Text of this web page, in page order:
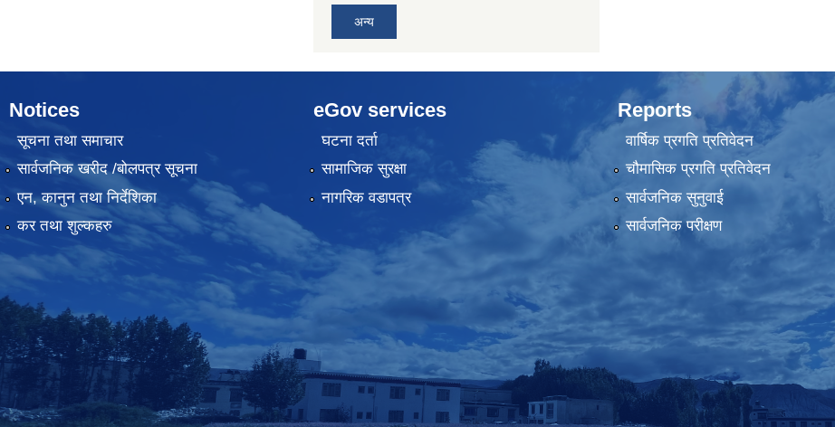
अन्य
Notices
सूचना तथा समाचार
सार्वजनिक खरीद /बोलपत्र सूचना
एन, कानुन तथा निर्देशिका
कर तथा शुल्कहरु
eGov services
घटना दर्ता
सामाजिक सुरक्षा
नागरिक वडापत्र
Reports
वार्षिक प्रगति प्रतिवेदन
चौमासिक प्रगति प्रतिवेदन
सार्वजनिक सुनुवाई
सार्वजनिक परीक्षण